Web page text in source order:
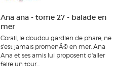
Ana ana - tome 27 - balade en
mer
Corail, le doudou gardien de phare, ne
s'est jamais promenÃ© en mer. Ana
Ana et ses amis lui proposent d'aller
faire un tour...